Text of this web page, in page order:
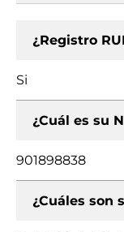
¿Registro
Si
¿Cuál es su
901898838
¿Cuáles son